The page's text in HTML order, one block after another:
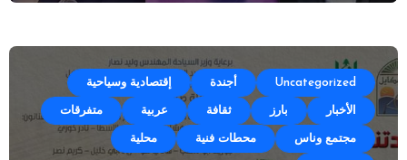
Uncategorized أجندة إقتصادية وسياحية
الأخبار بارز ثقافة عربية متفرقات
مجتمع وناس محطات فنية محلية